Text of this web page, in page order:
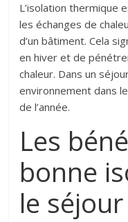
L’isolation thermique
les échanges de
d’un bâtiment. Cela
en hiver et de
chaleur. Dans un
environnement dans
de l’année.
Les
bonne
le séjour